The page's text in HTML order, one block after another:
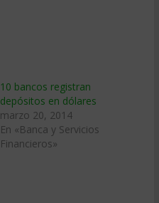
10 bancos registran
depósitos en dólares
marzo 20, 2014
En «Banca y Servicios
Financieros»